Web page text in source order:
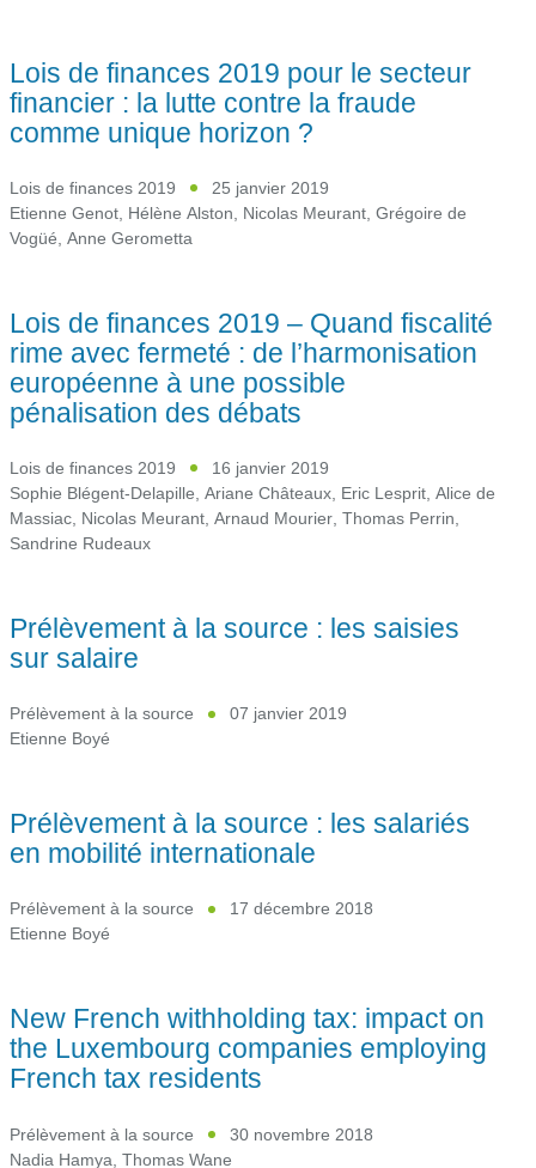
Lois de finances 2019 pour le secteur
financier : la lutte contre la fraude
comme unique horizon ?
Lois de finances 2019
25 janvier 2019
Etienne Genot, Hélène Alston, Nicolas Meurant, Grégoire de
Vogüé, Anne Gerometta
Lois de finances 2019 – Quand fiscalité
rime avec fermeté : de l’harmonisation
européenne à une possible
pénalisation des débats
Lois de finances 2019
16 janvier 2019
Sophie Blégent-Delapille, Ariane Châteaux, Eric Lesprit, Alice de
Massiac, Nicolas Meurant, Arnaud Mourier, Thomas Perrin,
Sandrine Rudeaux
Prélèvement à la source : les saisies
sur salaire
Prélèvement à la source
07 janvier 2019
Etienne Boyé
Prélèvement à la source : les salariés
en mobilité internationale
Prélèvement à la source
17 décembre 2018
Etienne Boyé
New French withholding tax: impact on
the Luxembourg companies employing
French tax residents
Prélèvement à la source
30 novembre 2018
Nadia Hamya Thomas Wane